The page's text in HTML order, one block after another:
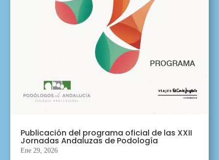
Publicación del programa oficial de las XXII
Jornadas Andaluzas de Podología
Ene 29, 2026